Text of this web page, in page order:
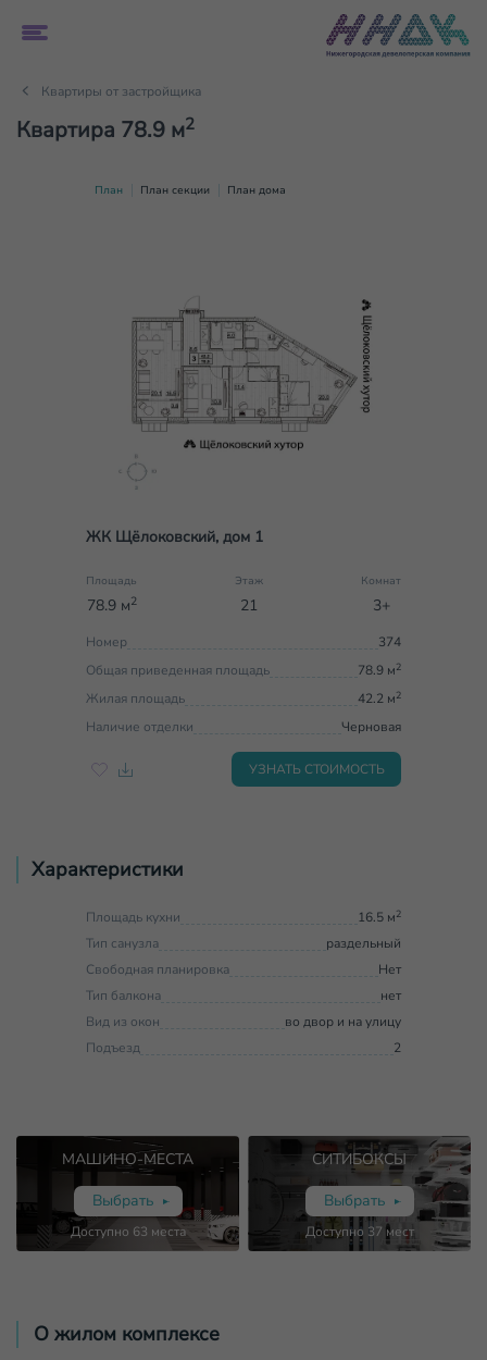
Квартиры от застройщика
Квартира 78.9 м2
План План секции План дома
ЖК Щёлоковский, дом 1
Площадь
78.9 м2
Этаж
21
Комнат
3+
Номер
374
Общая приведенная площадь
78.9 м2
Жилая площадь 42.2 м2
Наличие отделки Черновая
УЗНАТЬ СТОИМОСТЬ
Характеристики
Площадь кухни 16.5 м2
Тип санузла
раздельный
Свободная планировка
Нет
Тип балкона
нет
Вид из окон
во двор и на улицу
Подъезд
2
МАШИНО-МЕСТА
Выбрать
Доступно 63 места
СИТИБОКСЫ
Выбрать
Доступно 37 мест
О жилом комплексе